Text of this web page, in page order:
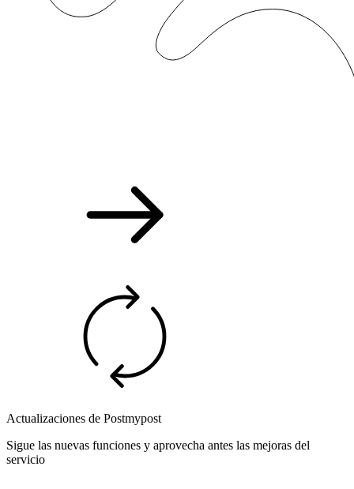
Actualizaciones de Postmypost
Sigue las nuevas funciones y aprovecha antes las mejoras del
servicio